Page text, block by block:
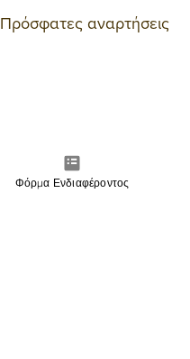
Πρόσφατες αναρτήσεις
Φόρμα Ενδιαφέροντος